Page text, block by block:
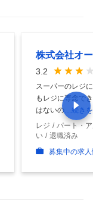
株式会社オ
3.2
スーパーのレジ
もレジに専念で
はないの …続き
レジ
パート・
い
退職済み
募集中の求